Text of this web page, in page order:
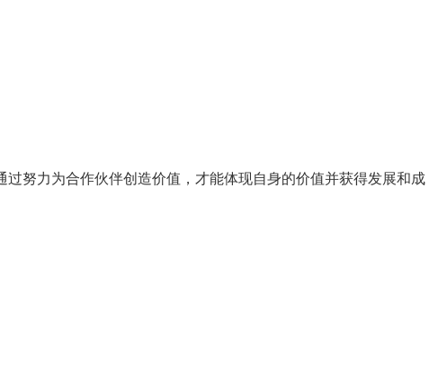
努力为合作伙伴创造价值，才能体现自身的价值并获得发展和成